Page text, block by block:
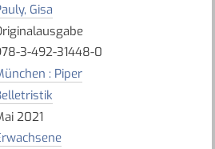
Gisa
3-492-31448-0
: Piper
2021